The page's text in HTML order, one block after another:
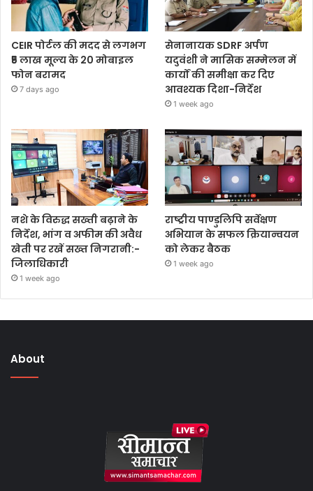
CEIR पोर्टल की मदद से लगभग
₹5 लाख मूल्य के 20 मोबाइल
फोन बरामद
7 days ago
सेनानायक SDRF अर्पण
यदुवंशी ने मासिक सम्मेलन में
कार्यों की समीक्षा कर दिए
आवश्यक दिशा-निर्देश
1 week ago
नशे के विरुद्ध सख्ती बढ़ाने के
निर्देश, भांग व अफीम की अवैध
खेती पर रखें सख्त निगरानी:-
जिलाधिकारी
1 week ago
राष्ट्रीय पाण्डुलिपि सर्वेक्षण
अभियान के सफल क्रियान्वयन
को लेकर बैठक
1 week ago
About